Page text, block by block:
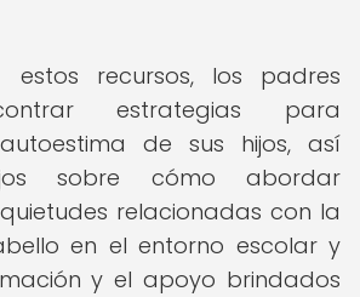
recursos, los padres
estrategias para
de sus hijos, así
sobre cómo abordar
relacionadas con la
en el entorno escolar y
y el apoyo brindados